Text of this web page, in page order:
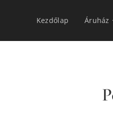
Kezdőlap Áruház